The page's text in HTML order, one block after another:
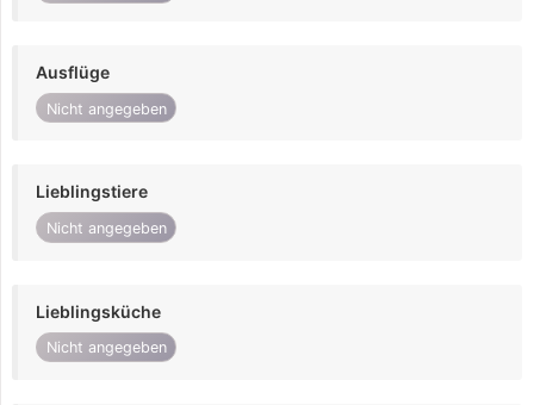
Ausflüge
Nicht angegeben
Lieblingstiere
Nicht angegeben
Lieblingsküche
Nicht angegeben